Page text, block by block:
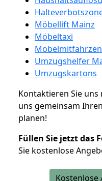
Möbellift Mainz
Möbeltaxi
Umzugshelfer
Umzugskartons
Kontaktieren Sie uns
uns gemeinsam
planen!
Füllen Sie jetzt das
Sie kostenlose
Kostenlose